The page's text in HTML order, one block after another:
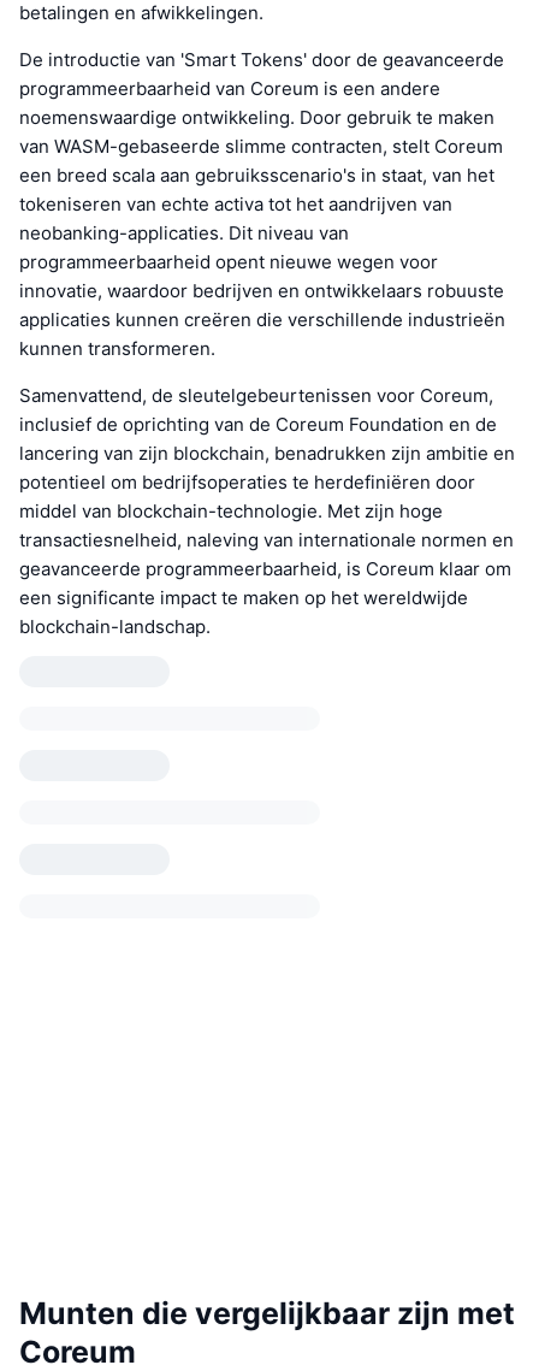
betalingen en afwikkelingen.
De introductie van 'Smart Tokens' door de geavanceerde
programmeerbaarheid van Coreum is een andere
noemenswaardige ontwikkeling. Door gebruik te maken
van WASM-gebaseerde slimme contracten, stelt Coreum
een breed scala aan gebruiksscenario's in staat, van het
tokeniseren van echte activa tot het aandrijven van
neobanking-applicaties. Dit niveau van
programmeerbaarheid opent nieuwe wegen voor
innovatie, waardoor bedrijven en ontwikkelaars robuuste
applicaties kunnen creëren die verschillende industrieën
kunnen transformeren.
Samenvattend, de sleutelgebeurtenissen voor Coreum,
inclusief de oprichting van de Coreum Foundation en de
lancering van zijn blockchain, benadrukken zijn ambitie en
potentieel om bedrijfsoperaties te herdefiniëren door
middel van blockchain-technologie. Met zijn hoge
transactiesnelheid, naleving van internationale normen en
geavanceerde programmeerbaarheid, is Coreum klaar om
een significante impact te maken op het wereldwijde
blockchain-landschap.
Munten die vergelijkbaar zijn met
Coreum